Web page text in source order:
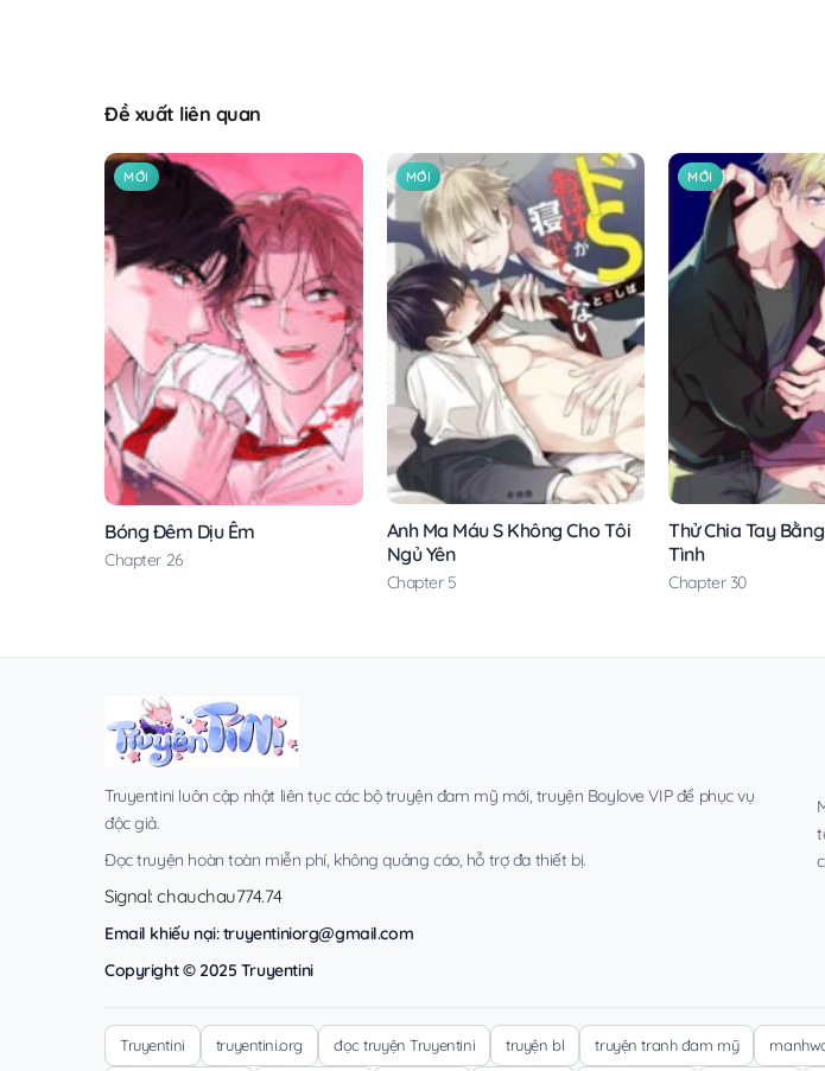
Đề xuất liên quan
MỚI
Bóng Đêm Dịu Êm
Chapter 26
MỚI
Anh Ma Máu S Không Cho Tôi
Ngủ Yên
Chapter 5
MỚI
Thử Chia Tay
Tình
Chapter 30
Truyentini luôn cập nhật liên tục các bộ truyện đam mỹ mới, truyện Boylove VIP để phục vụ
độc giả.
Đọc truyện hoàn toàn miễn phí, không quảng cáo, hỗ trợ đa thiết bị.
Signal: chauchau774.74
Email khiếu nại:truyentiniorg@gmail.com
Copyright © 2025 Truyentini
Truyentini truyentini.org đọc truyện Truyentini truyện bl truyện tranh đam mỹ